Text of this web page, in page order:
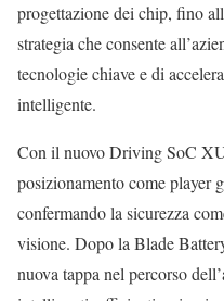
progettazione dei chip, fino
strategia che consente
tecnologie chiave e di
intelligente.
Con il nuovo Driving SoC
posizionamento come player
confermando la sicurezza
visione. Dopo la Blade
nuova tappa nel percorso